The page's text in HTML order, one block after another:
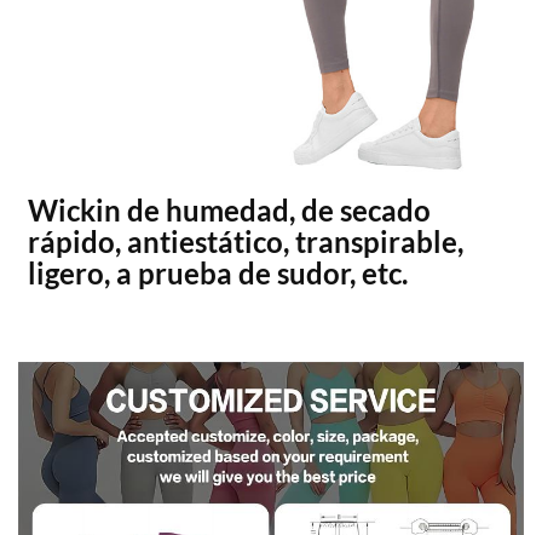
Wickin de humedad, de secado
rápido, antiestático, transpirable,
ligero, a prueba de sudor, etc.